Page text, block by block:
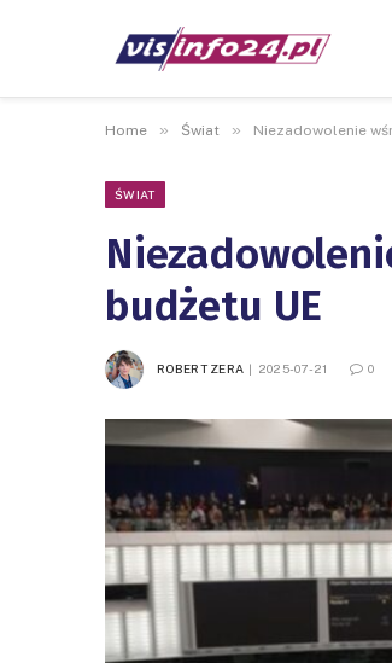
Home » Świat » Niezadowolenie
ŚWIAT
budżetu UE
ROBERT ZERA 2025-07-21 0